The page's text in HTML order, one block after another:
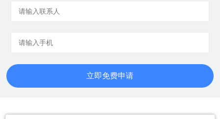
立即免费申请